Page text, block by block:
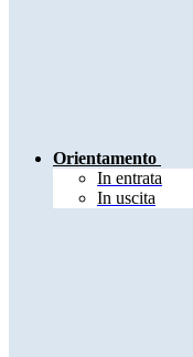
Orientamento
In entrata
In uscita